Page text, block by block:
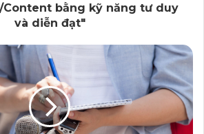
xuất thân là một diễn viên hài. Do
ông này bị chế giễu nhiều. Tuy
thức điều hành, phát ngôn kiểu
đương nhiên tăng thêm uy tín.
Trung Hiếu – vietchuyennghiep.vn
bằng kỹ năng tư duy
và diễn đạt"